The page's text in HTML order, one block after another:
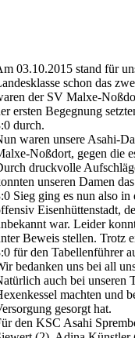
03.10.2015 stand für
schon das
der SV Malxe-
ersten Begegnung
durch.
waren unsere Asahi-
Noßdort, gegen die
druckvolle
unseren Damen
Sieg ging es nun also
Eisenhüttenstadt,
war. Leider
Beweis stellen. Trotz
für den Tabellenführer
bedanken uns bei all
auch bei unseren
machten und
gesorgt hat.
den KSC Asahi